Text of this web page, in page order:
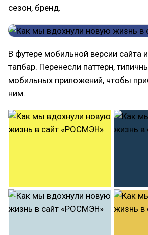
сезон, бренд.
В футере мобильной версии сайта
тапбар. Перенесли паттерн,
мобильных приложений, чтобы
ним.